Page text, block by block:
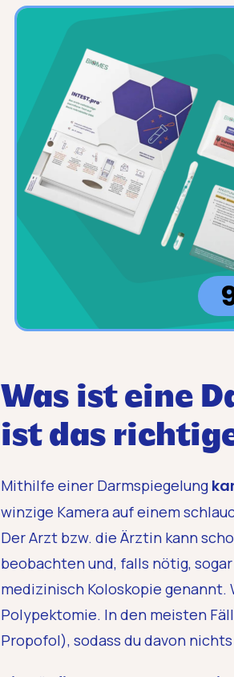
Was ist eine
ist das
Mithilfe einer Darmspiegelung
winzige Kamera auf einem
Der Arzt bzw. die Ärztin kann
beobachten und, falls nötig,
medizinisch Koloskopie
Polypektomie. In den meisten
Propofol), sodass du davon